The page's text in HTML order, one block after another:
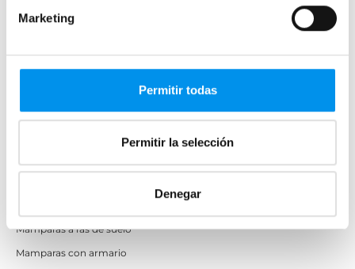
Marketing
Permitir todas
Permitir la selección
Denegar
Mamparas rectangulares
Apertura abatible
Mamparas a ras de suelo
Mamparas con armario